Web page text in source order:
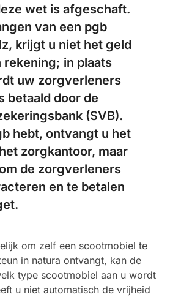
wet is afgeschaft.
van een pgb
krijgt u niet het geld
rekening; in plaats
uw zorgverleners
betaald door de
(SVB).
hebt, ontvangt u het
zorgkantoor, maar
de zorgverleners
en te betalen
om zelf een scootmobiel te
in natura ontvangt, kan de
type scootmobiel aan u wordt
u niet automatisch de vrijheid